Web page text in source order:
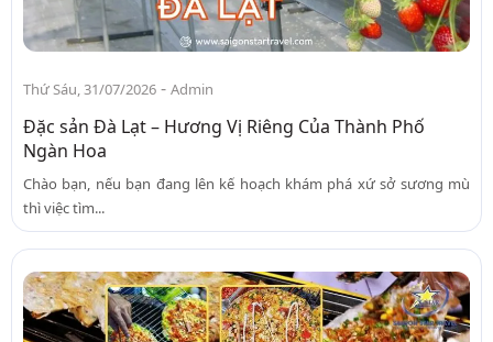
Thứ Sáu, 31/07/2026 - Admin
Đặc sản Đà Lạt – Hương Vị Riêng Của Thành Phố
Ngàn Hoa
Chào bạn, nếu bạn đang lên kế hoạch khám phá xứ sở sương mù
thì việc tìm...